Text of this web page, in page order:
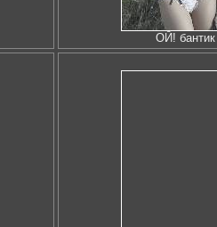
ОЙ! бантик